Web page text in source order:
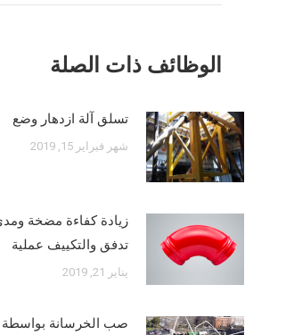
الوظائف ذات الصلة
تسلق آلة ازدهار وضع
شهر فبراير 15, 2019
زيادة كفاءة مضخة
تدفق والتكييف عملية
يناير 21, 2019
صب الخرسانة